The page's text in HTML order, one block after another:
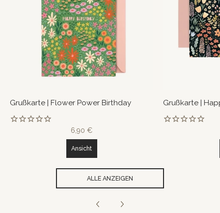
Grußkarte | Flower Power Birthday
6,90 €
Ansicht
Grußkarte |
ALLE ANZEIGEN